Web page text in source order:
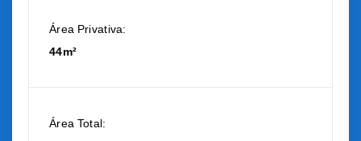
Área Privativa:
44m²
Área Total: